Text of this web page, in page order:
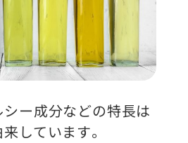
ー成分などの特長は
しています。